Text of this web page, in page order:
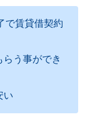
で賃貸借契約
う事ができ
い